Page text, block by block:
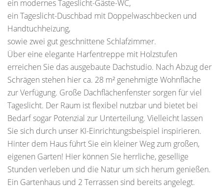
ein modernes Tageslicht-Gäste-WC,
ein Tageslicht-Duschbad mit Doppelwaschbecken und
Handtuchheizung,
sowie zwei gut geschnittene Schlafzimmer.
Über eine elegante Harfentreppe mit Holzstufen
erreichen Sie das ausgebaute Dachstudio. Nach Abzug der
Schrägen stehen hier ca. 28 m² genehmigte Wohnfläche
zur Verfügung. Große Dachflächenfenster sorgen für viel
Tageslicht. Der Raum ist flexibel nutzbar und bietet bei
Bedarf sogar Potenzial zur Unterteilung. Vielleicht lassen
Sie sich durch unser KI-Einrichtungsbeispiel inspirieren.
Hinter dem Haus führt Sie ein kleiner Weg zum großen,
eigenen Garten! Hier können Sie herrliche, gesellige
Stunden verleben und die Natur um sich herum genießen.
Ein Gartenhaus und 2 Terrassen sind bereits angelegt.